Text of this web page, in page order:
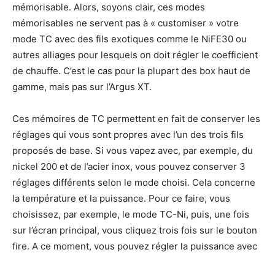
mémorisable. Alors, soyons clair, ces modes
mémorisables ne servent pas à « customiser » votre
mode TC avec des fils exotiques comme le NiFE30 ou
autres alliages pour lesquels on doit régler le coefficient
de chauffe. C’est le cas pour la plupart des box haut de
gamme, mais pas sur l’Argus XT.
Ces mémoires de TC permettent en fait de conserver les
réglages qui vous sont propres avec l’un des trois fils
proposés de base. Si vous vapez avec, par exemple, du
nickel 200 et de l’acier inox, vous pouvez conserver 3
réglages différents selon le mode choisi. Cela concerne
la température et la puissance. Pour ce faire, vous
choisissez, par exemple, le mode TC-Ni, puis, une fois
sur l’écran principal, vous cliquez trois fois sur le bouton
fire. A ce moment, vous pouvez régler la puissance avec